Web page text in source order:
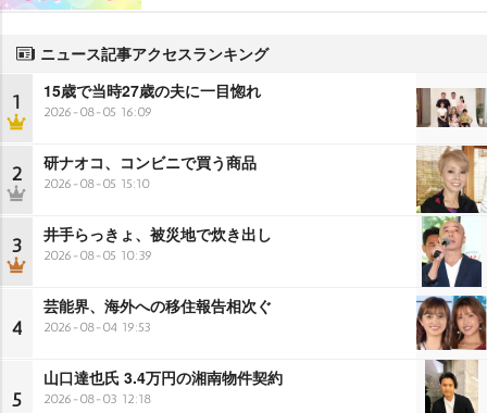
ニュース記事アクセスランキング
1 15歳で当時27歳の夫に一目惚れ
2026-08-05 16:09
2 研ナオコ、コンビニで買う商品
2026-08-05 15:10
3 井手らっきょ、被災地で炊き出し
2026-08-05 10:39
4
芸能界、海外への移住報告相次ぐ
2026-08-04 19:53
5
山口達也氏 3.4万円の湘南物件契約
2026-08-03 12:18